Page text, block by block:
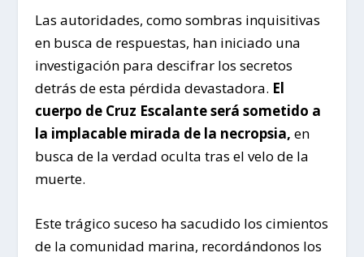
Las autoridades, como sombras inquisitivas
en busca de respuestas, han iniciado una
investigación para descifrar los secretos
detrás de esta pérdida devastadora. El
cuerpo de Cruz Escalante será sometido a
la implacable mirada de la necropsia, en
busca de la verdad oculta tras el velo de la
muerte.
Este trágico suceso ha sacudido los cimientos
de la comunidad marina, recordándonos los